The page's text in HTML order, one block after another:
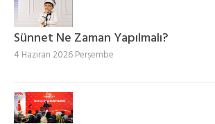
Sünnet Ne Zaman Yapılmalı?
4 Haziran 2026 Perşembe